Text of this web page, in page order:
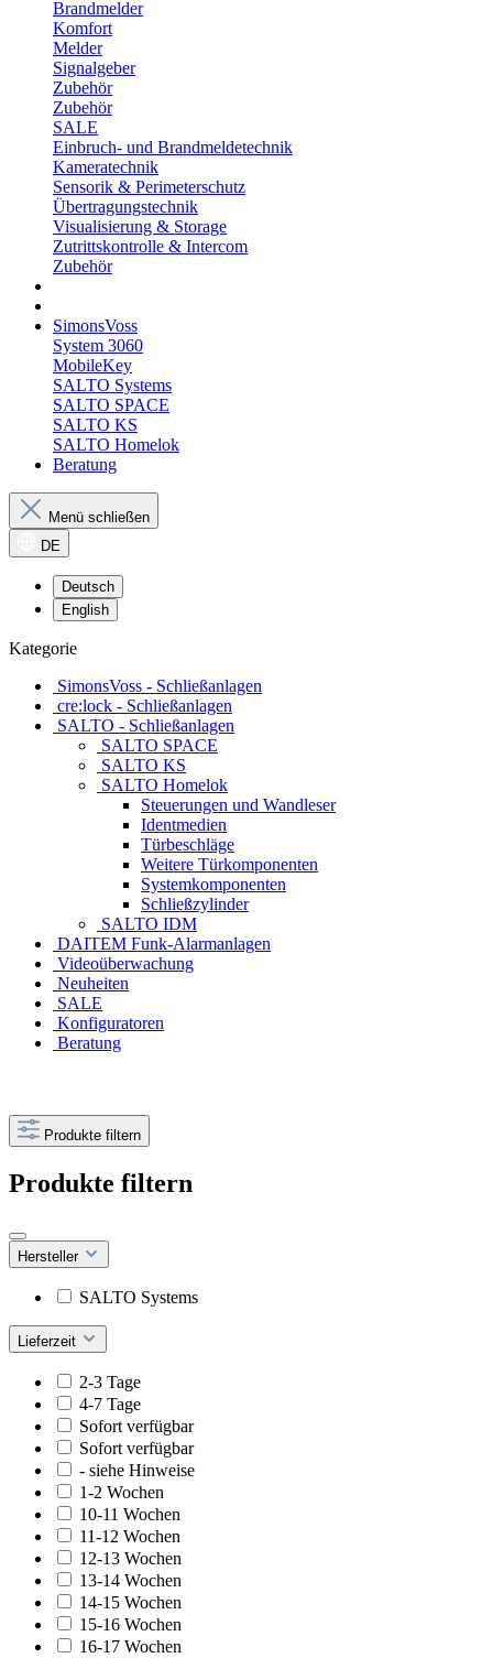
Brandmelder
Komfort
Melder
Signalgeber
Zubehör
Zubehör
SALE
Einbruch- und Brandmeldetechnik
Kameratechnik
Sensorik & Perimeterschutz
Übertragungstechnik
Visualisierung & Storage
Zutrittskontrolle & Intercom
Zubehör
SimonsVoss
System 3060
MobileKey
SALTO Systems
SALTO SPACE
SALTO KS
SALTO Homelok
Beratung
Menü schließen
DE
Deutsch
English
Kategorie
SimonsVoss - Schließanlagen
cre:lock - Schließanlagen
SALTO - Schließanlagen
SALTO SPACE
SALTO KS
SALTO Homelok
Steuerungen und Wandleser
Identmedien
Türbeschläge
Weitere Türkomponenten
Systemkomponenten
Schließzylinder
SALTO IDM
DAITEM Funk-Alarmanlagen
Videoüberwachung
Neuheiten
SALE
Konfiguratoren
Beratung
Produkte filtern
Produkte filtern
Hersteller
SALTO Systems
Lieferzeit
2-3 Tage
4-7 Tage
Sofort verfügbar
Sofort verfügbar
- siehe Hinweise
1-2 Wochen
10-11 Wochen
11-12 Wochen
12-13 Wochen
13-14 Wochen
14-15 Wochen
15-16 Wochen
16-17 Wochen